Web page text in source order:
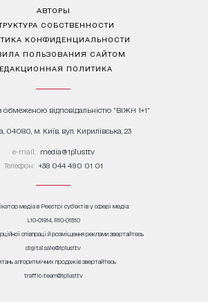
АВТОРЫ
СОБСТВЕННОСТИ
КОНФИДЕНЦИАЛЬНОСТИ
ПОЛЬЗОВАНИЯ САЙТОМ
ПОЛИТИКА
обмеженою відповідальністю "ВІЖН 1+1"
04080, м. Київ, вул. Кирилівська, 23
е-mail: media@1plus1.tv
Телефон: +38 044 490 01 01
медіа в Реєстрі суб’єктів у сфері медіа:
L10-01914, R10-01810
співпраці й розміщення реклами звертайтесь
digital.sale@1plus1.tv
алгоритмічних продажів звертайтесь
traffic-team@1plus1.tv